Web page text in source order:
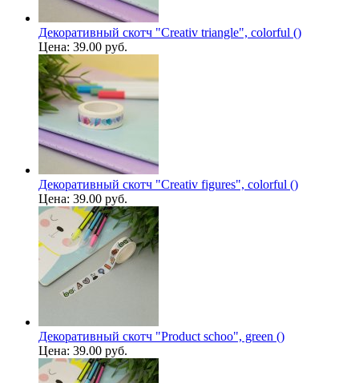
Декоративный скотч "Creativ triangle", colorful ()
Цена: 39.00 руб.
Декоративный скотч "Creativ figures", colorful ()
Цена: 39.00 руб.
Декоративный скотч "Product schoo", green ()
Цена: 39.00 руб.